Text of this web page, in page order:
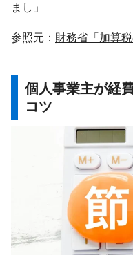
まし」
参照元： 財務省「加算税
個人事業主が経
コツ